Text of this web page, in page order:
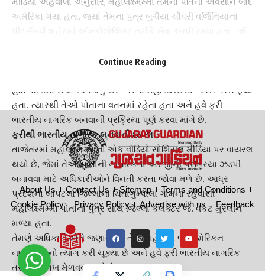
અમેરિકા ગયા હતા, જ્યાં તેમના પુત્ર બુચૈયા ચૌધરી વર્જિનિયાના
પીટર્સબર્ગ શહેરમાં ઓન્કોલોજિસ્ટ તરીકે સેવા આપી રહ્યા હતા. વર્ષ
વર્ષ સુધી ત્યાં નિવાસ કર્યો હતો.
હોસ્પિટલમાં સેવા આપવાનું શરૂ કરતાં મહાલક્ષ્મમ્મા ભારત પરત ફર્યા
હતા. ત્યારથી તેઓ પોતાના વતનમાં રહેતા હતા અને હવે ફરી
ભારતીય નાગરિક બનવાની પ્રક્રિયા પૂર્ણ કરવા માંગે છે.
ફરીથી ભારતીય નાગરિક બનવાની ઇચ્છા
તાજેતરમાં મહાલક્ષ્મમ્માનો એક વીડિયો સોશિયલ મીડિયા પર વાયરલ
થયો છે, જેમાં તેઓ પોતાની નાગરિકતા અરજીની પ્રક્રિયા ઝડપી
બનાવવા માટે અધિકારીઓને વિનંતી કરતા જોવા મળે છે. આંધ્ર
પ્રદેશના બાપટલા જિલ્લાના ચિંતાગુમ્પાલા ગામના રહેવાસી
મહાલક્ષ્મમ્મા પોતાના પુત્ર સાથે જિલ્લા કલેક્ટર જે. વેંકટ મુરલીને
મળ્યા હતા.
તેમણે અધિકારીઓને જણાવ્યું કે તેઓ પહેલેથી જ અમેરિકન
નાગરિકતાનો ત્યાગ કરી ચૂક્યા છે અને હવે ફરી ભારતીય નાગરિક
તરીકે ઓળખ મેળવવા માંગે છે.
Continue Reading
About Us Contact Us Sitemap
Terms and Conditions
Cookie Policy
Privacy Policy Advertise with us Feedback